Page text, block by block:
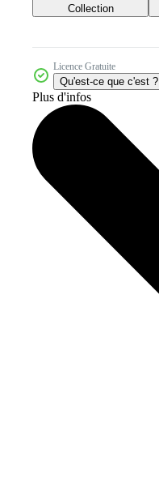
Collection
Licence Gratuite
Qu'est-ce que c'est ?
Plus d'infos